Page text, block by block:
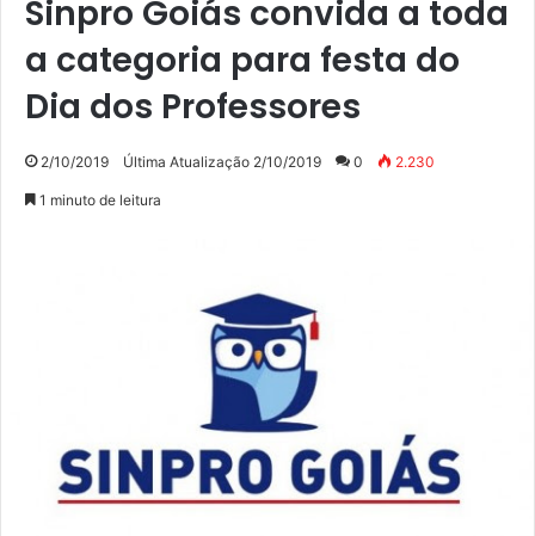
Sinpro Goiás convida a toda
a categoria para festa do
Dia dos Professores
2/10/2019 Última Atualização 2/10/2019 0 2.230
1 minuto de leitura